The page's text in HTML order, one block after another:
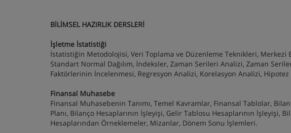
BİLİMSEL HAZIRLIK DERSLERİ
İşletme İstatistiği
İstatistiğin Metodolojisi, Veri Toplama ve Düzenleme Teknikleri, Merkezi
Standart Normal Dağılım, İndeksler, Zaman Serileri Analizi, Zaman
Faktörlerinin İncelenmesi, Regresyon Analizi, Korelasyon Analizi, Hipotez
Finansal Muhasebe
Finansal Muhasebenin Tanımı, Temel Kavramlar, Finansal Tablolar,
Planı, Bilanço Hesaplarının İşleyişi, Gelir Tablosu Hesaplarının İşleyişi,
Hesaplarından Örneklemeler, Mizanlar, Dönem Sonu İşlemleri.